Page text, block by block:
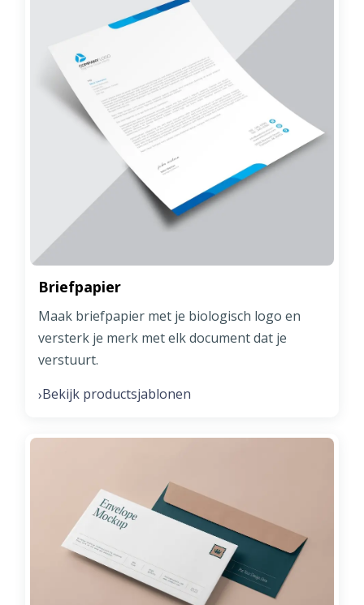
Briefpapier
Maak briefpapier met je biologisch logo en
versterk je merk met elk document dat je
verstuurt.
›Bekijk productsjablonen